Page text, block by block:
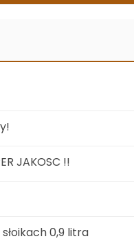
JAKOSC !!
0,9 litra